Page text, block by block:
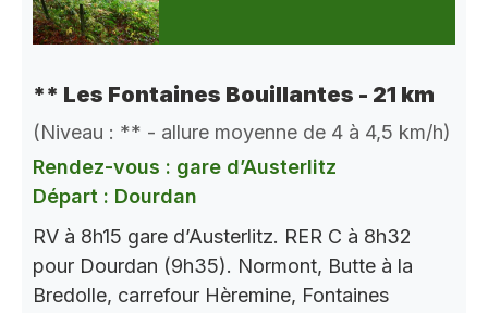
** Les Fontaines Bouillantes - 21 km
(Niveau : ** - allure moyenne de 4 à 4,5 km/h)
Rendez-vous : gare d’Austerlitz
Départ : Dourdan
RV à 8h15 gare d’Austerlitz. RER C à 8h32
pour Dourdan (9h35). Normont, Butte à la
Bredolle, carrefour Hèremine, Fontaines